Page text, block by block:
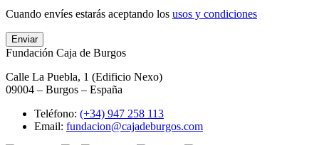
Cuando envíes estarás aceptando los usos y condiciones
Enviar
Fundación Caja de Burgos
Calle La Puebla, 1 (Edificio Nexo)
09004 – Burgos – España
Teléfono: (+34) 947 258 113
Email: fundacion@cajadeburgos.com